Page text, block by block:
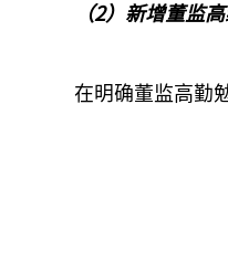
（2）新增董监
在明确董监高勤